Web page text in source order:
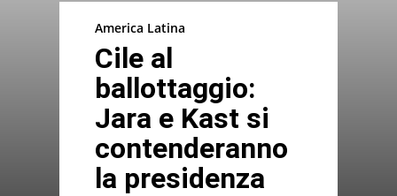
America Latina
Cile al
ballottaggio:
Jara e Kast si
contenderanno
la presidenza